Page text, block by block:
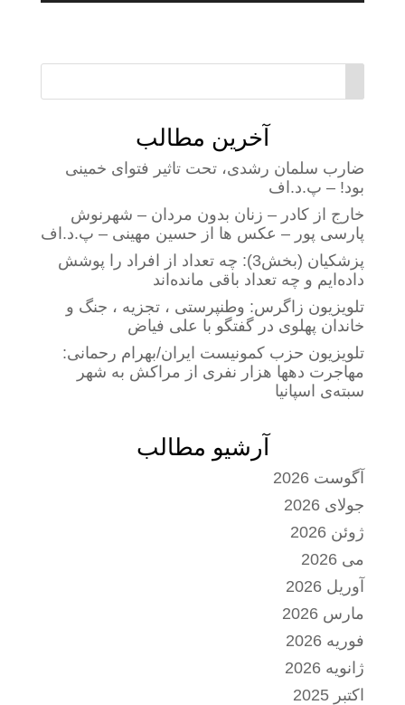
آخرین مطالب
ضارب سلمان رشدی، تحت تاثیر فتوای خمینی
بود! – پ.د.اف
خارج از کادر – زنان بدون مردان – شهرنوش
پارسی پور – عکس ها از حسین مهینی – پ.د.اف
پزشکیان (بخش3): چه تعداد از افراد را پوشش
داده‌ایم و چه تعداد باقی مانده‌اند
تلویزیون زاگرس: وطنپرستی ، تجزیه ، جنگ و
خاندان پهلوی در گفتگو با علی فیاض
تلویزیون حزب کمونیست ایران/بهرام رحمانی:
مهاجرت دهها هزار نفری از مراکش به شهر
سبته‌ی اسپانیا
آرشیو مطالب
آگوست 2026
جولای 2026
ژوئن 2026
می 2026
آوریل 2026
مارس 2026
فوریه 2026
ژانویه 2026
اکتبر 2025